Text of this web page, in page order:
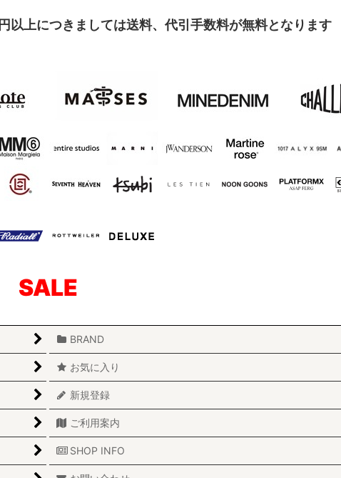
上につきましては送料、代引手数料が無料となります
SALE
BRAND
お気に入り
新規登録
ご利用案内
SHOP INFO